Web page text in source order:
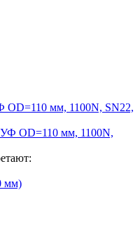
мм, 1100N, SN22,
мм)